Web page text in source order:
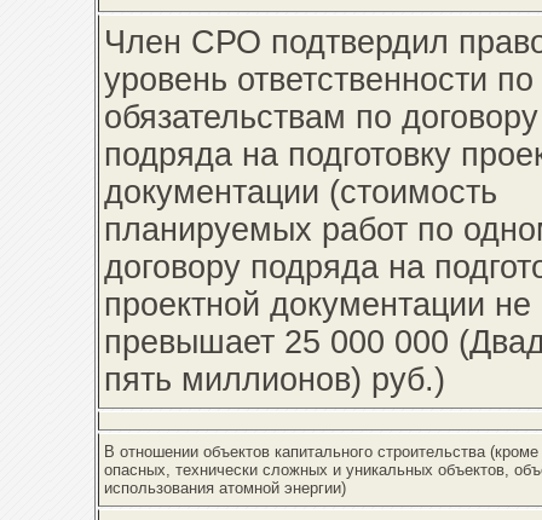
Член СРО подтвердил
уровень ответственности по
обязательствам по договору
подряда на подготовку
документации (стоимость
планируемых работ по
договору подряда на
проектной документации не
превышает 25 000 000
пять миллионов) руб.)
В отношении объектов капитального строительства
опасных, технически сложных и уникальных объектов,
использования атомной энергии)